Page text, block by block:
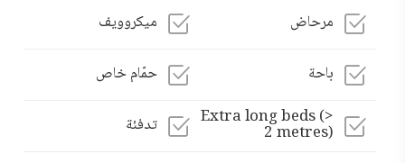
مرحاض
ميكروويف
باحة
حمّام خاص
Extra long beds (>
2 metres)
تدفئة